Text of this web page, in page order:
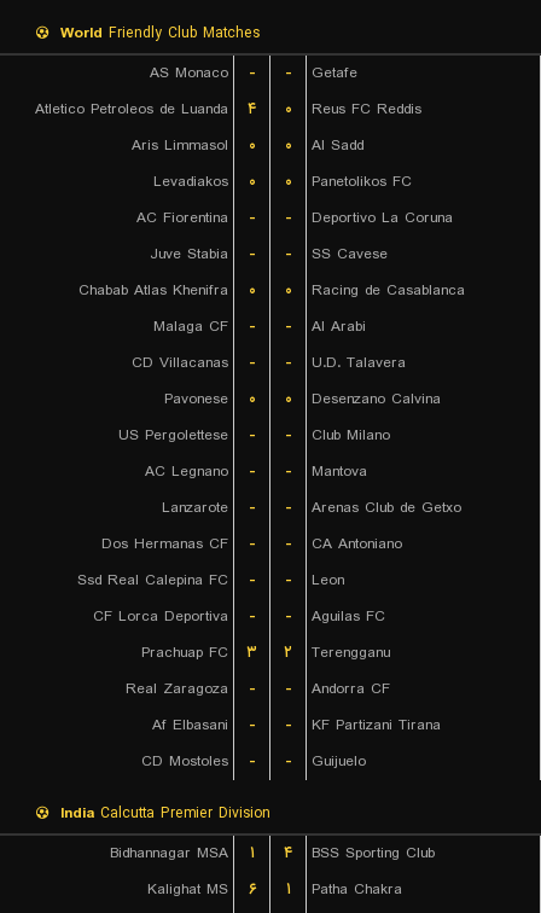
World Friendly Club Matches
AS Monaco
- -
Getafe
Atletico Petroleos de Luanda
۴ ۰
Reus FC Reddis
Aris Limmasol
۰ ۰
Al Sadd
Levadiakos
۰ ۰
Panetolikos FC
AC Fiorentina
- -
Deportivo La Coruna
Juve Stabia
- -
SS Cavese
Chabab Atlas Khenifra
۰ ۰
Racing de Casablanca
Malaga CF
- -
Al Arabi
CD Villacanas
- -
U.D. Talavera
Pavonese
۰ ۰
Desenzano Calvina
US Pergolettese
- -
Club Milano
AC Legnano
- -
Mantova
Lanzarote
- -
Arenas Club de Getxo
Dos Hermanas CF
- -
CA Antoniano
Ssd Real Calepina FC
- -
Leon
CF Lorca Deportiva
- -
Aguilas FC
Prachuap FC
۳ ۲
Terengganu
Real Zaragoza
- -
Andorra CF
Af Elbasani
- -
KF Partizani Tirana
CD Mostoles
- - Guijuelo
India Calcutta Premier Division
Bidhannagar MSA
۱ ۴
BSS Sporting Club
Kalighat MS
۶ ۱
Patha Chakra